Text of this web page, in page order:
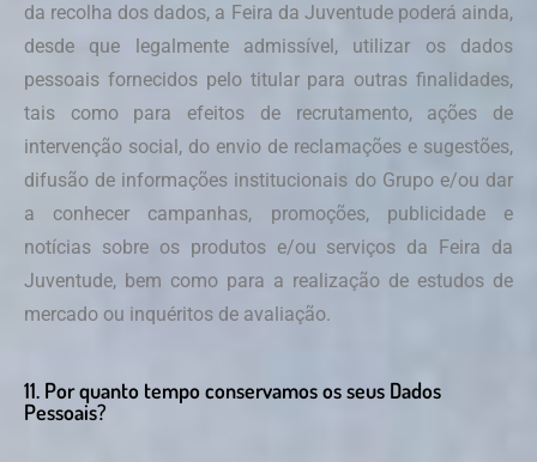
da recolha dos dados, a Feira da Juventude poderá ainda,
desde que legalmente admissível, utilizar os dados
pessoais fornecidos pelo titular para outras finalidades,
tais como para efeitos de recrutamento, ações de
intervenção social, do envio de reclamações e sugestões,
difusão de informações institucionais do Grupo e/ou dar
a conhecer campanhas, promoções, publicidade e
notícias sobre os produtos e/ou serviços da Feira da
Juventude, bem como para a realização de estudos de
mercado ou inquéritos de avaliação.
11. Por quanto tempo conservamos os seus Dados
Pessoais?